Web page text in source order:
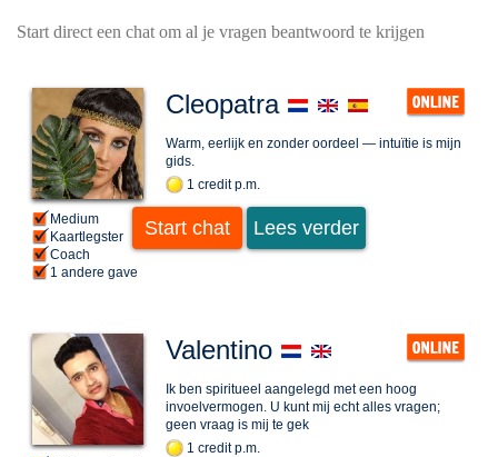
Start direct een chat om al je vragen beantwoord te krijgen